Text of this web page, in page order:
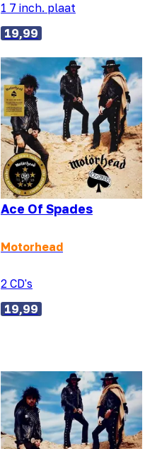
1 7 inch. plaat
19,99
Ace Of Spades
Motorhead
2 CD's
19,99